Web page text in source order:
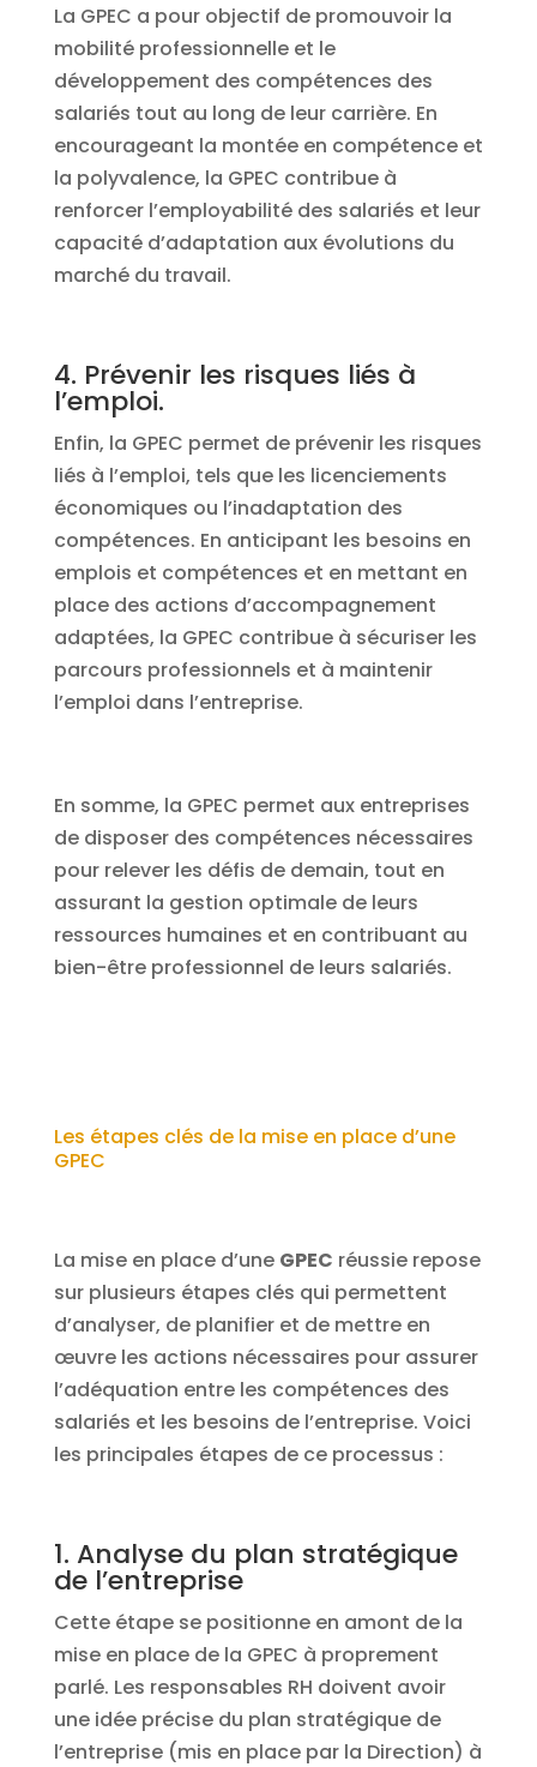
La GPEC a pour objectif de promouvoir la
mobilité professionnelle et le
développement des compétences des
salariés tout au long de leur carrière. En
encourageant la montée en compétence et
la polyvalence, la GPEC contribue à
renforcer l’employabilité des salariés et leur
capacité d’adaptation aux évolutions du
marché du travail.
4. Prévenir les risques liés à
l’emploi.
Enfin, la GPEC permet de prévenir les risques
liés à l’emploi, tels que les licenciements
économiques ou l’inadaptation des
compétences. En anticipant les besoins en
emplois et compétences et en mettant en
place des actions d’accompagnement
adaptées, la GPEC contribue à sécuriser les
parcours professionnels et à maintenir
l’emploi dans l’entreprise.
En somme, la GPEC permet aux entreprises
de disposer des compétences nécessaires
pour relever les défis de demain, tout en
assurant la gestion optimale de leurs
ressources humaines et en contribuant au
bien-être professionnel de leurs salariés.
Les étapes clés de la mise en place d’une
GPEC
La mise en place d’une GPEC réussie repose
sur plusieurs étapes clés qui permettent
d’analyser, de planifier et de mettre en
œuvre les actions nécessaires pour assurer
l’adéquation entre les compétences des
salariés et les besoins de l’entreprise. Voici
les principales étapes de ce processus :
1. Analyse du plan stratégique
de l’entreprise
Cette étape se positionne en amont de la
mise en place de la GPEC à proprement
parlé. Les responsables RH doivent avoir
une idée précise du plan stratégique de
l’entreprise (mis en place par la Direction) à